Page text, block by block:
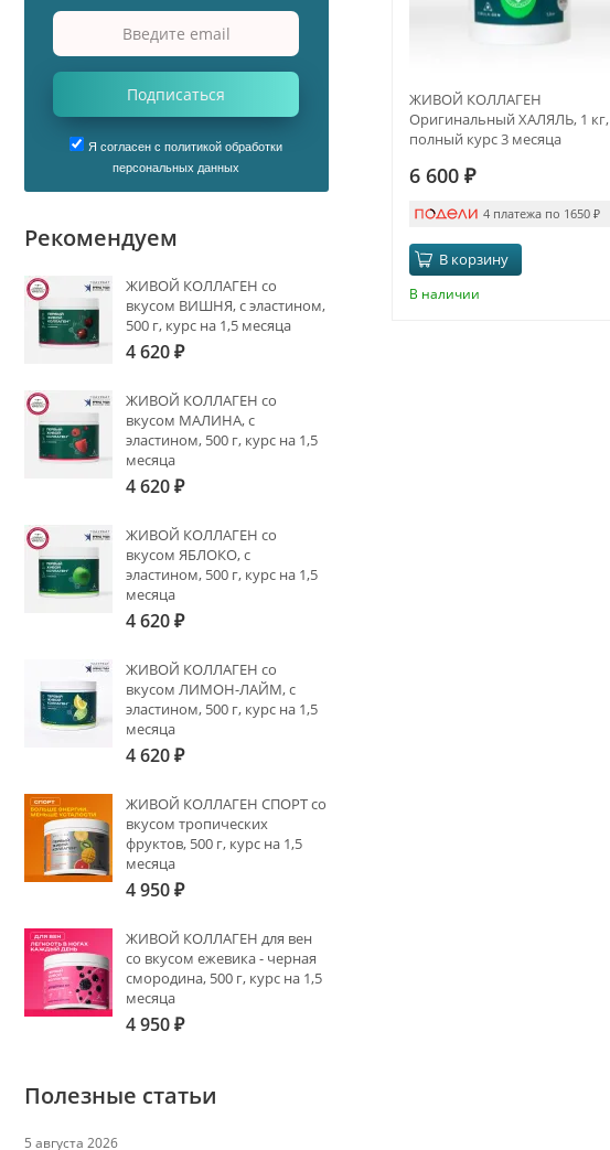
ЖИВОЙ КОЛЛАГЕН
Оригинальный ХАЛЯЛЬ, 1 кг,
полный курс 3 месяца
6 600 ₽
4 платежа по 1650₽
В корзину
В наличии
Подписаться
Я согласен с политикой обработки
персональных данных
Рекомендуем
ЖИВОЙ КОЛЛАГЕН со
вкусом ВИШНЯ, с эластином,
500 г, курс на 1,5 месяца
4 620₽
ЖИВОЙ КОЛЛАГЕН со
вкусом МАЛИНА, с
эластином, 500 г, курс на 1,5
месяца
4 620₽
ЖИВОЙ КОЛЛАГЕН со
вкусом ЯБЛОКО, с
эластином, 500 г, курс на 1,5
месяца
4 620₽
ЖИВОЙ КОЛЛАГЕН со
вкусом ЛИМОН-ЛАЙМ, с
эластином, 500 г, курс на 1,5
месяца
4 620₽
ЖИВОЙ КОЛЛАГЕН СПОРТ со
вкусом тропических
фруктов, 500 г, курс на 1,5
месяца
4 950₽
ЖИВОЙ КОЛЛАГЕН для вен
со вкусом ежевика - черная
смородина, 500 г, курс на 1,5
месяца
4 950₽
Полезные статьи
5 августа 2026